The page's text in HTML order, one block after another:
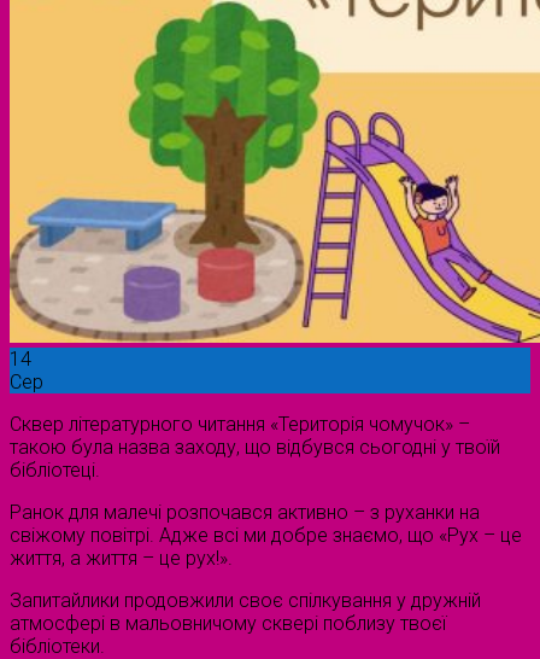
14
Сер
Сквер літературного читання «Територія чомучок» –
такою була назва заходу, що відбувся сьогодні у твоїй
бібліотеці.
Ранок для малечі розпочався активно – з руханки на
свіжому повітрі. Адже всі ми добре знаємо, що «Рух – це
життя, а життя – це рух!».
Запитайлики продовжили своє спілкування у дружній
атмосфері в мальовничому сквері поблизу твоєї
бібліотеки.